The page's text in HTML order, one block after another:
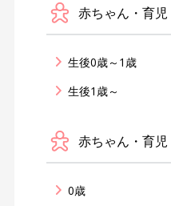
赤ちゃん・育児
生後0歳～1歳
生後1歳～
赤ちゃん・育児
0歳